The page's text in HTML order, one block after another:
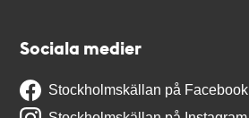
Sociala medier
Stockholmskällan på Facebook